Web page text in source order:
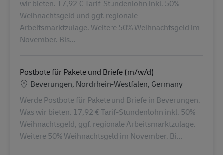
wir bieten. 17,92 € Tarif-Stundenlohn inkl. 50%
Weihnachtsgeld und ggf. regionale
Arbeitsmarktzulage. Weitere 50% Weihnachtsgeld im
November. Bis...
Postbote für Pakete und Briefe (m/w/d)
Location
Beverungen, Nordrhein-Westfalen, Germany
Werde Postbote für Pakete und Briefe in Beverungen.
Was wir bieten. 17,92 € Tarif-Stundenlohn inkl. 50%
Weihnachtsgeld, ggf. regionale Arbeitsmarktzulage.
Weitere 50% Weihnachtsgeld im November. Bi...